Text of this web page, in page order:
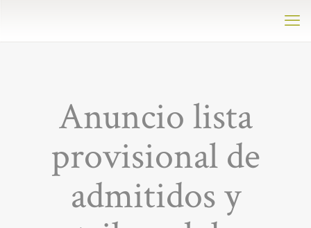
Anuncio lista
provisional de
admitidos y